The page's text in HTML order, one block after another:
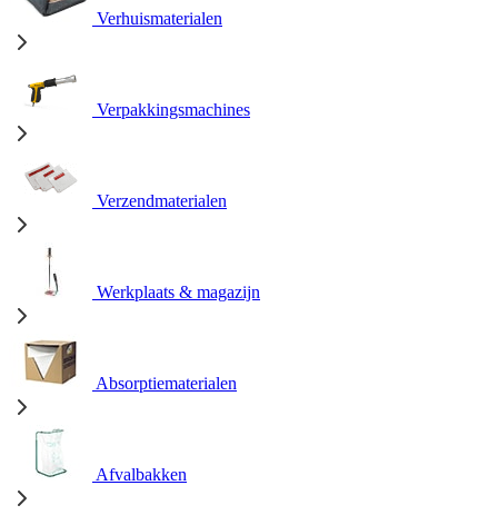
Verhuismaterialen
Verpakkingsmachines
Verzendmaterialen
Werkplaats & magazijn
Absorptiematerialen
Afvalbakken